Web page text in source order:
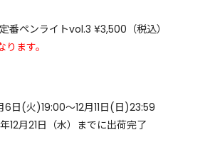
番ペンライトvol.3 ¥3,500（税込）
ます。
日(火)19:00〜12月11日(日)23:59
12月21日（水）までに出荷完了